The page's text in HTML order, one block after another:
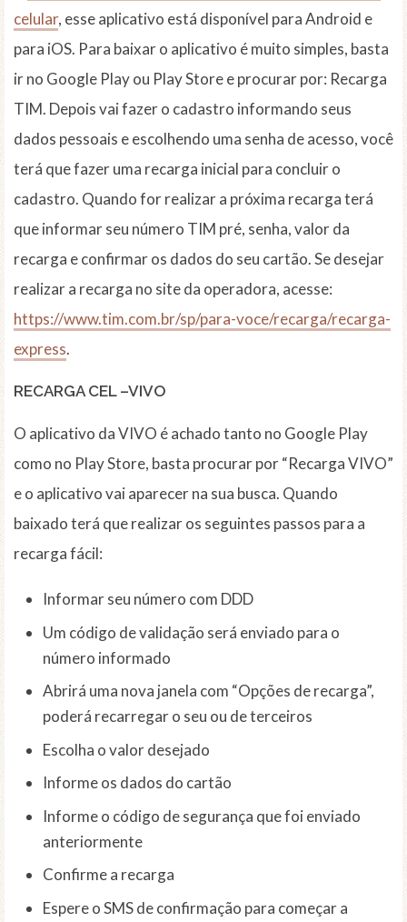
celular, esse aplicativo está disponível para Android e
para iOS. Para baixar o aplicativo é muito simples, basta
ir no Google Play ou Play Store e procurar por: Recarga
TIM. Depois vai fazer o cadastro informando seus
dados pessoais e escolhendo uma senha de acesso, você
terá que fazer uma recarga inicial para concluir o
cadastro. Quando for realizar a próxima recarga terá
que informar seu número TIM pré, senha, valor da
recarga e confirmar os dados do seu cartão. Se desejar
realizar a recarga no site da operadora, acesse:
https://www.tim.com.br/sp/para-voce/recarga/recarga-
express.
RECARGA CEL –VIVO
O aplicativo da VIVO é achado tanto no Google Play
como no Play Store, basta procurar por “Recarga VIVO”
e o aplicativo vai aparecer na sua busca. Quando
baixado terá que realizar os seguintes passos para a
recarga fácil:
Informar seu número com DDD
Um código de validação será enviado para o
número informado
Abrirá uma nova janela com “Opções de recarga”,
poderá recarregar o seu ou de terceiros
Escolha o valor desejado
Informe os dados do cartão
Informe o código de segurança que foi enviado
anteriormente
Confirme a recarga
Espere o SMS de confirmação para começar a